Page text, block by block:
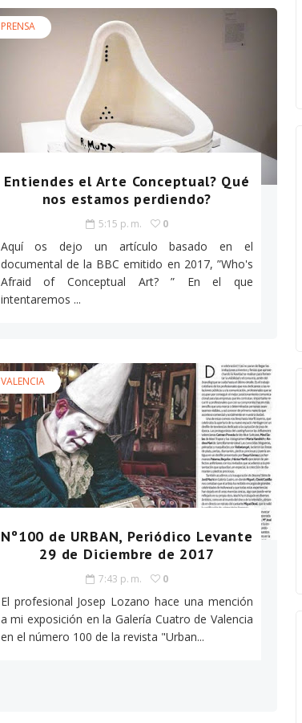
PRENSA
Entiendes el Arte Conceptual? Qué
nos estamos perdiendo?
5:15 p. m. 0
Aquí os dejo un artículo basado en el
documental de la BBC emitido en 2017, ”Who's
Afraid of Conceptual Art? ” En el que
intentaremos ...
VALENCIA
Nº100 de URBAN, Periódico Levante
29 de Diciembre de 2017
7:43 p. m. 0
El profesional Josep Lozano hace una mención
a mi exposición en la Galería Cuatro de Valencia
en el número 100 de la revista "Urban...